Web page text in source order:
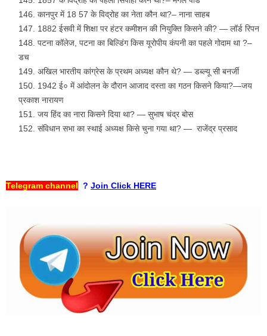
कानपुर में 18 57 के विद्रोह का नेता कौन था?– नाना साहब
1882 ईसवी में शिक्षा पर हंटर कमीशन की नियुक्ति किसने की? — लॉर्ड रिपन
पटना कॉलेज, पटना का बिल्डिंग किस यूरोपीय कंपनी का पहले गोदाम था ?–
डच
अखिल भारतीय कांग्रेस के प्रथम अध्यक्ष कौन थे? — डब्ल्यू सी बनर्जी
1942 ई० में आंदोलन के दौरान आजाद दस्ता का गठन किसने किया?—जय
प्रकाश नारायण
जय हिंद का नारा किसने दिया था? — सुभाष चंद्र बोस
संविधान सभा का स्थाई अध्यक्ष किसे चुना गया था? — राजेंद्र प्रसाद
Telegram channel ? Join Click HERE